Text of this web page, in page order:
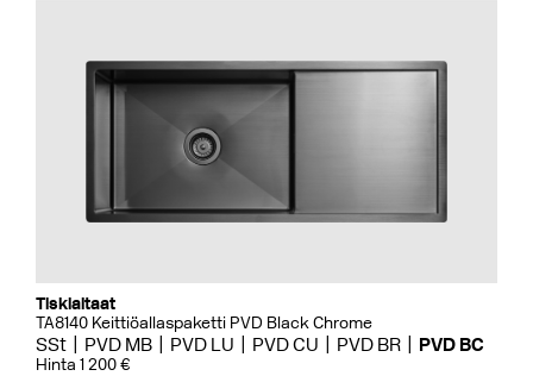
Tiskialtaat
TA8140 Keittiöallaspaketti PVD Black Chrome
SSt PVD MB PVD LU PVD CU PVD BR PVD BC
Hinta 1 200 €